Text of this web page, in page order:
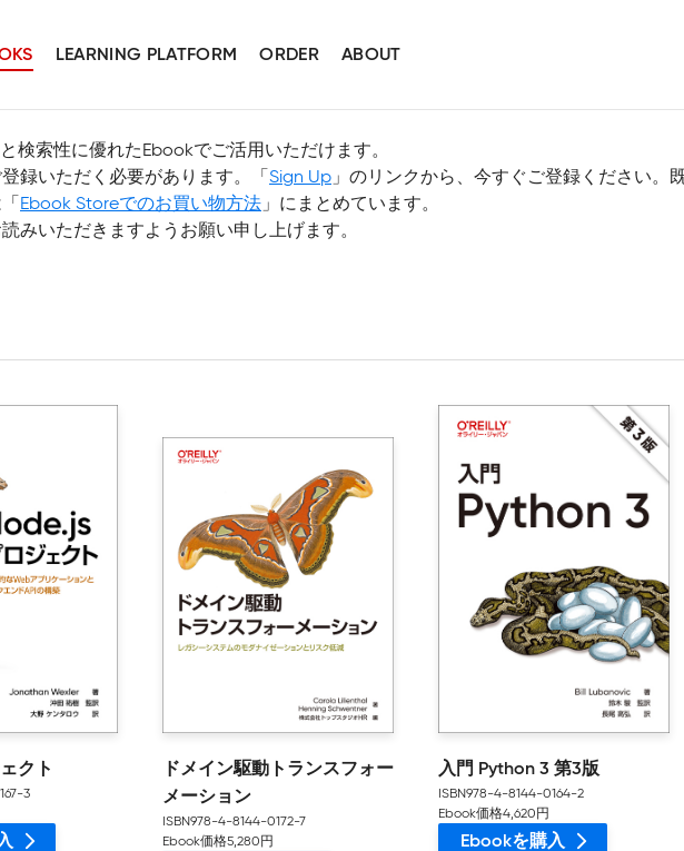
LEARNING PLATFORM ORDER ABOUT
検索性に優れたEbookでご活用いただけます。
録いただく必要があります。「Sign Up 」のリンクから、今すぐご登録ください。
Ebook Storeでのお買い物方法 」にまとめています。
読みいただきますようお願い申し上げます。
クト
3
ドメイン駆動トランスフォー
メーション
ISBN978-4-8144-0172-7
Ebook価格5,280円
入門 Python 3 第3版
ISBN978-4-8144-0164-2
Ebook価格4,620円
Ebookを購入